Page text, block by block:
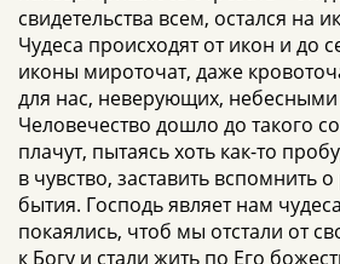
свидетельства всем, остался на
Чудеса происходят от икон и до
иконы мироточат, даже
для нас, неверующих,
Человечество дошло до такого
плачут, пытаясь хоть как-то
в чувство, заставить вспомнить
бытия. Господь являет нам
покаялись, чтоб мы отстали от
к Богу и стали жить по Его